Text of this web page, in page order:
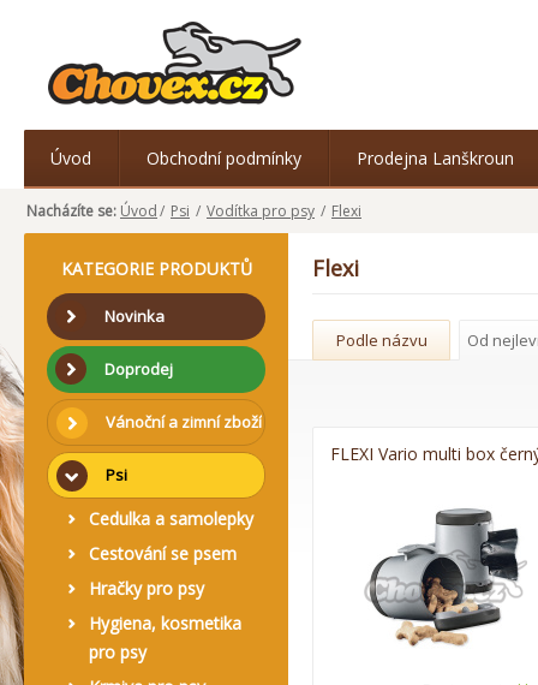
Úvod Obchodní podmínky Prodejna Lanškroun
Nacházíte se: Úvod/ Psi / Vodítka pro psy / Flexi
KATEGORIE PRODUKTŮ
Novinka
Doprodej
Vánoční a zimní zboží
Psi
Cedulka a samolepky
Cestování se psem
Hračky pro psy
Hygiena, kosmetika
pro psy
Flexi
Podle názvu Od
FLEXI Vario multi box